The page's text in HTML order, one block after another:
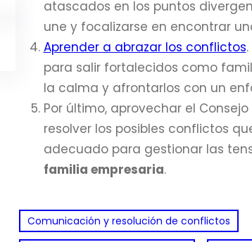
atascados en los puntos
une y focalizarse en encontrar
Aprender a abrazar los conflictos
para salir fortalecidos como
la calma y afrontarlos con un
Por último, aprovechar el
resolver los posibles conflictos
adecuado para gestionar las
familia empresaria.
Comunicación y resolución de conflictos